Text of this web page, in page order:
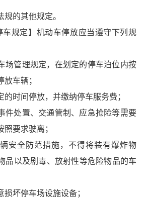
的其他规定。
定】机动车停放应当遵守下列规
管理规定，在划定的停车泊位内按
车辆；
时间停放，并缴纳停车服务费；
处置、交通管制、应急抢险等需要
要求驶离；
全防范措施，不得将装有爆炸物
品以及剧毒、放射性等危险物品的车
坏停车场设施设备；